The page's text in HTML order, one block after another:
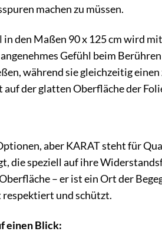
machen zu müssen.
den Maßen 90 x 125 cm wird
Gefühl beim
während sie gleichzeitig
auf der glatten Oberfläche der
aber KARAT steht für
die speziell auf ihre
– er ist ein Ort der
und schützt.
einen Blick: